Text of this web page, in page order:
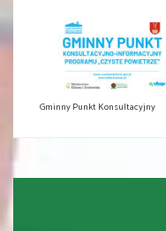
Gminny Punkt Konsultacyjny